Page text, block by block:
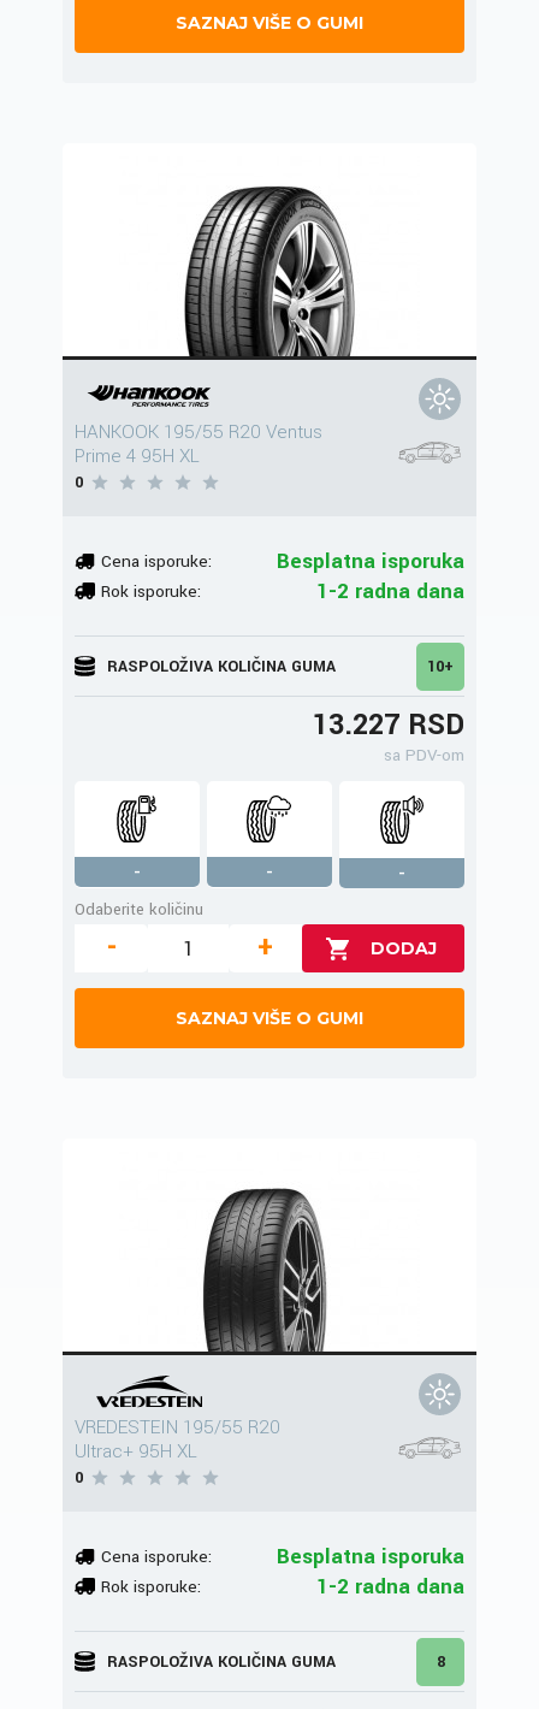
SAZNAJ VIŠE O GUMI
HANKOOK 195/55 R20 Ventus
Prime 4 95H XL
0
Cena isporuke: Besplatna isporuka
Rok isporuke: 1-2 radna dana
RASPOLOŽIVA KOLIČINA GUMA 10+
13.227 RSD
sa PDV-om
- -
-
Odaberite količinu
- +
SAZNAJ VIŠE O GUMI
VREDESTEIN 195/55 R20
Ultrac+ 95H XL
0
Cena isporuke: Besplatna isporuka
Rok isporuke: 1-2 radna dana
RASPOLOŽIVA KOLIČINA GUMA 8